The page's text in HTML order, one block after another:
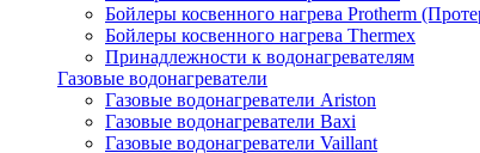
Бойлеры косвенного нагрева Protherm
Бойлеры косвенного нагрева Thermex
Принадлежности к водонагревателям
Газовые водонагреватели
Газовые водонагреватели Ariston
Газовые водонагреватели Baxi
Газовые водонагреватели Vaillant